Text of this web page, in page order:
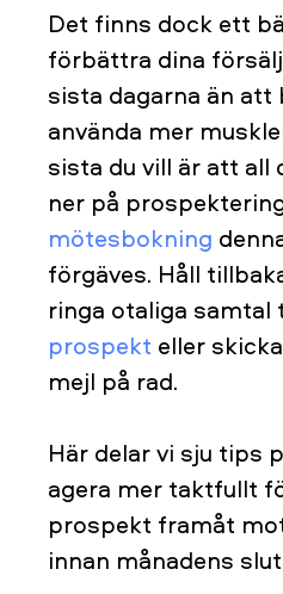
Det finns dock ett
förbättra dina
sista dagarna än att
använda mer
sista du vill är att all
ner på
mötesbokning
förgäves. Håll
ringa otaliga samtal
prospekt eller
mejl på rad.
Här delar vi sju tips
agera mer taktfullt
prospekt framåt
innan månadens